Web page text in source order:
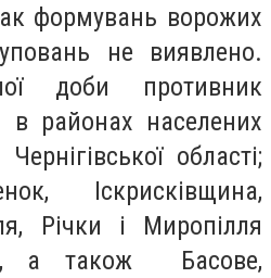
формувань ворожих
не виявлено.
доби противник
в районах населених
області;
Іскрисківщина,
Річки і Миропілля
а також Басове,